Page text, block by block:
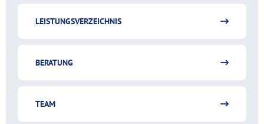
LEISTUNGSVERZEICHNIS
BERATUNG
TEAM